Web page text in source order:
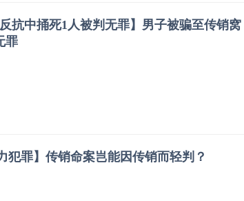
抗中捅死1人被判无罪】男子被骗至传销窝
罪
犯罪】传销命案岂能因传销而轻判？